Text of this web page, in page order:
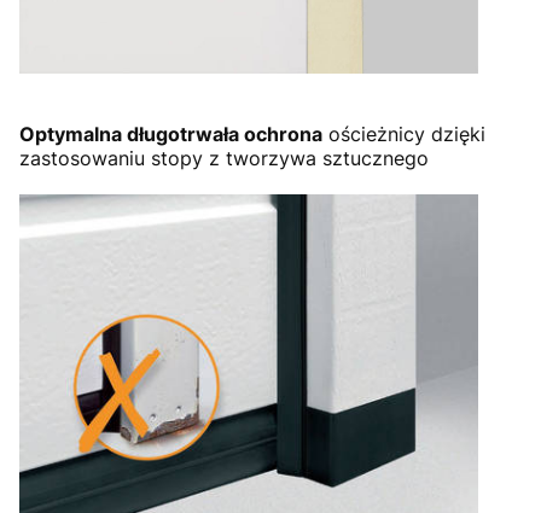
Optymalna długotrwała ochrona ościeżnicy dzięki
zastosowaniu stopy z tworzywa sztucznego